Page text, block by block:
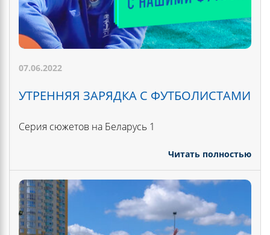
07.06.2022
УТРЕННЯЯ ЗАРЯДКА С ФУТБОЛИСТАМИ
Серия сюжетов на Беларусь 1
Читать полностью